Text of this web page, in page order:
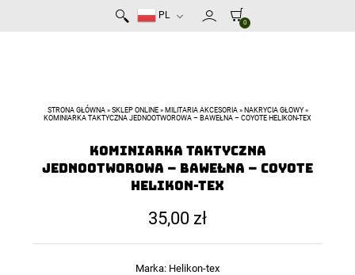
PL
0
STRONA GŁÓWNA» SKLEP ONLINE» MILITARIA AKCESORIA» NAKRYCIA GŁOWY»
KOMINIARKA TAKTYCZNA JEDNOOTWOROWA – BAWEŁNA – COYOTE HELIKON-TEX
Kominiarka Taktyczna
Jednootworowa – Bawełna – Coyote
Helikon-Tex
35,00 zł
Marka: Helikon-tex